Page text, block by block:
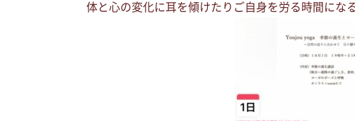
体と心の変化に耳を傾けたりご自身を労る時間にな